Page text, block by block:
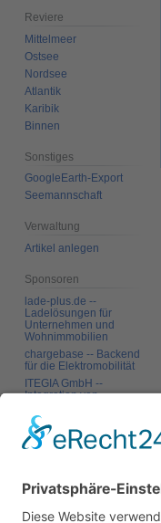
Reviere
Mittelmeer
Ostsee
Nordsee
Atlantik
Karibik
Binnen
Sonstiges
GoogleEarth-Export
Seemannschaft
Verwaltung
Artikel anlegen
Sponsoren
lade-plus.de --
Ladelösungen für
Unternehmen und
Wohnimmobilien
chargebase -- Backend
für die Elektromobilität
ITEGIA GmbH --
Integration von
individuelle
Softwarelösungen
Links auf diese Seite
Änderungen an
verlinkten Seiten